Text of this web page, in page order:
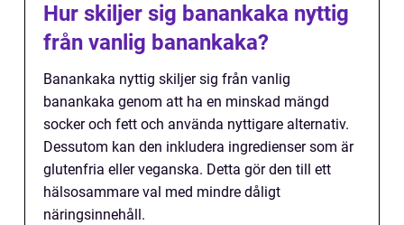
Hur skiljer sig banankaka nyttig
från vanlig banankaka?
Banankaka nyttig skiljer sig från vanlig
banankaka genom att ha en minskad mängd
socker och fett och använda nyttigare alternativ.
Dessutom kan den inkludera ingredienser som är
glutenfria eller veganska. Detta gör den till ett
hälsosammare val med mindre dåligt
näringsinnehåll.